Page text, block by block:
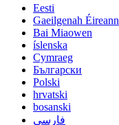
Eesti
Gaeilgenah Éireann
Bai Miaowen
íslenska
Cymraeg
Български
Polski
hrvatski
bosanski
فارسی